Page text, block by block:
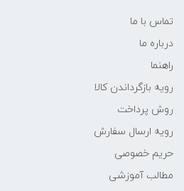
تماس با ما
درباره ما
راهنما
رویه‌ بازگرداندن کالا
روش پرداخت
رویه ارسال سفارش
حریم خصوصی
مطالب آموزشی